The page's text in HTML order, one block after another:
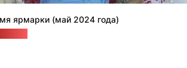
ярмарки (май 2024 года)